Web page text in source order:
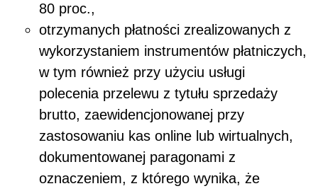
80 proc.,
otrzymanych płatności zrealizowanych z
wykorzystaniem instrumentów płatniczych,
w tym również przy użyciu usługi
polecenia przelewu z tytułu sprzedaży
brutto, zaewidencjonowanej przy
zastosowaniu kas online lub wirtualnych,
dokumentowanej paragonami z
oznaczeniem, z którego wynika, że